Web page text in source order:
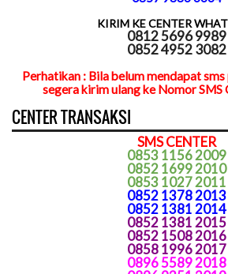
KIRIM KE CENTER
0812 5696 9989
0852 4952 3082
Perhatikan : Bila belum mendapat
segera kirim ulang ke Nomor SMS
CENTER TRANSAKSI
SMS CENTER
0853 1156 2009
0852 1699 2010
0853 1027 2011
0852 1378 2013
0852 1381 2014
0852 1381 2015
0852 1508 2016
0858 1996 2017
0896 5589 2018